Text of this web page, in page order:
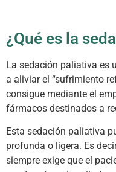
¿Qué es la
La sedación paliativa es
a aliviar el “sufrimiento
consigue mediante el
fármacos destinados a
Esta sedación paliativa
profunda o ligera. Es
siempre exige que el